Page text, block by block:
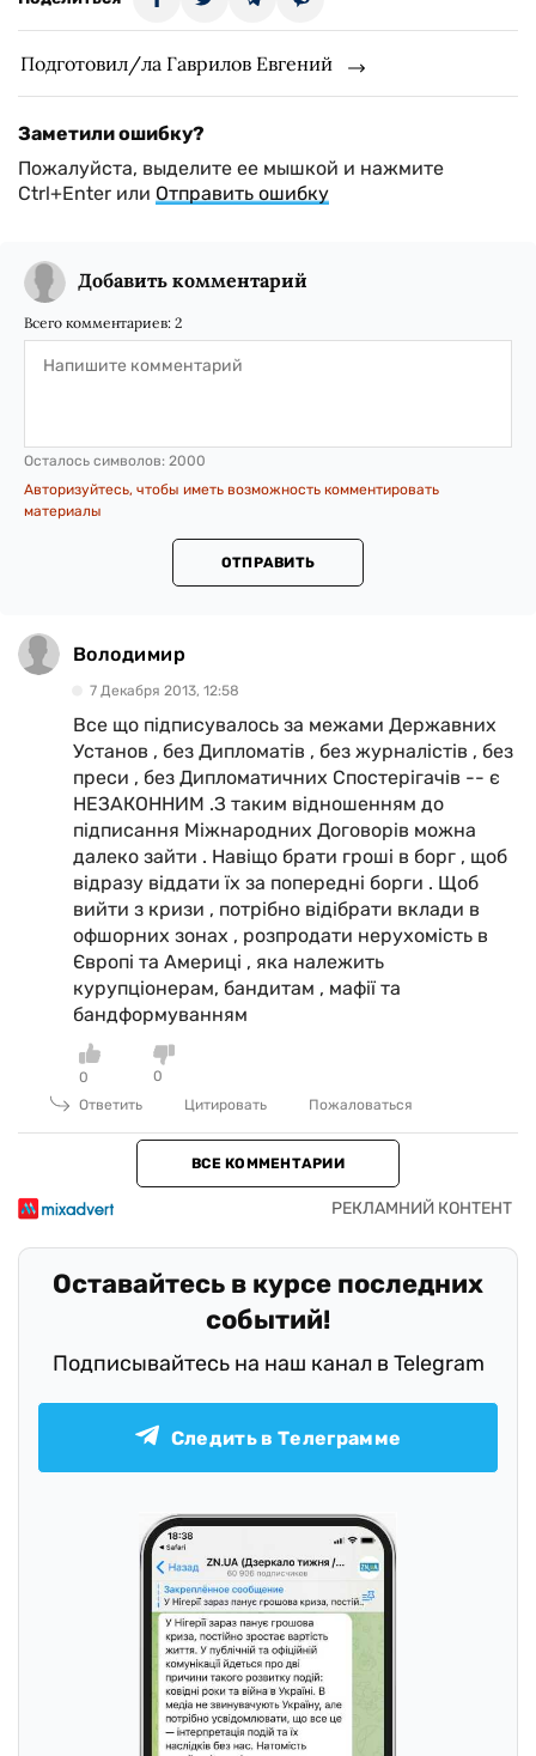
Подготовил/ла Гаврилов Евгений
Заметили ошибку?
Пожалуйста, выделите ее мышкой и нажмите
Ctrl+Enter или Отправить ошибку
Добавить комментарий
Всего комментариев: 2
Осталось символов: 2000
Авторизуйтесь, чтобы иметь возможность комментировать
материалы
ОТПРАВИТЬ
Володимир
7 Декабря 2013, 12:58
Все що підписувалось за межами Державних
Установ , без Дипломатів , без журналістів , без
преси , без Дипломатичних Спостерігачів -- є
НЕЗАКОННИМ .З таким відношенням до
підписання Міжнародних Договорів можна
далеко зайти . Навіщо брати гроші в борг , щоб
відразу віддати їх за попередні борги . Щоб
вийти з кризи , потрібно відібрати вклади в
офшорних зонах , розпродати нерухомість в
Європі та Америці , яка належить
курупціонерам, бандитам , мафії та
бандформуванням
0
0
Ответить
Цитировать Пожаловаться
ВСЕ КОММЕНТАРИИ
Оставайтесь в курсе последних
событий!
Подписывайтесь на наш канал в Telegram
Следить в Телеграмме